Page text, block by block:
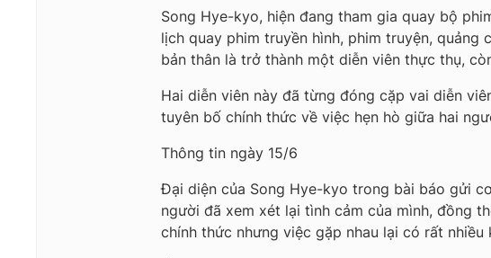
Song Hye-kyo, hiện đang tham gia quay bộ
lịch quay phim truyền hình, phim truyện,
bản thân là trở thành một diễn viên thực thụ,
Hai diễn viên này đã từng đóng cặp vai diễn
tuyên bố chính thức về việc hẹn hò giữa hai
Thông tin ngày 15/6
Đại diện của Song Hye-kyo trong bài báo gửi
người đã xem xét lại tình cảm của mình, đồng
chính thức nhưng việc gặp nhau lại có rất